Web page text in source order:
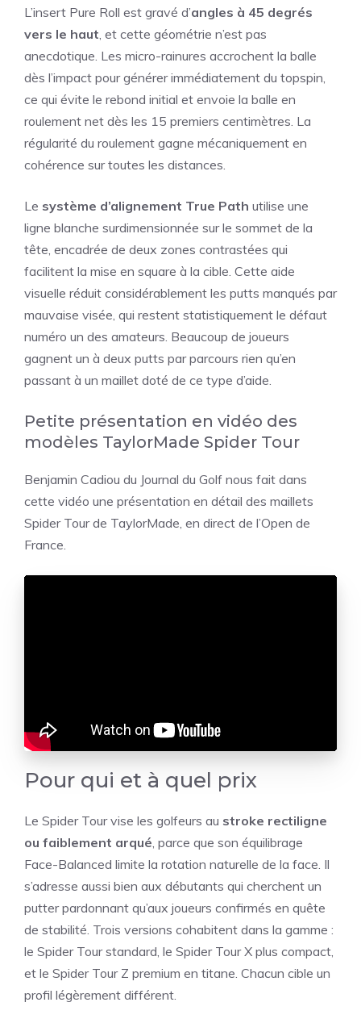
L’insert Pure Roll est gravé d’angles à 45 degrés
vers le haut , et cette géométrie n’est pas
anecdotique. Les micro-rainures accrochent la balle
dès l’impact pour générer immédiatement du topspin,
ce qui évite le rebond initial et envoie la balle en
roulement net dès les 15 premiers centimètres. La
régularité du roulement gagne mécaniquement en
cohérence sur toutes les distances.
Le système d’alignement True Path utilise une
ligne blanche surdimensionnée sur le sommet de la
tête, encadrée de deux zones contrastées qui
facilitent la mise en square à la cible. Cette aide
visuelle réduit considérablement les putts manqués par
mauvaise visée, qui restent statistiquement le défaut
numéro un des amateurs. Beaucoup de joueurs
gagnent un à deux putts par parcours rien qu’en
passant à un maillet doté de ce type d’aide.
Petite présentation en vidéo des
modèles TaylorMade Spider Tour
Benjamin Cadiou du Journal du Golf nous fait dans
cette vidéo une présentation en détail des maillets
Spider Tour de TaylorMade, en direct de l’Open de
France.
Pour qui et à quel prix
Le Spider Tour vise les golfeurs au stroke rectiligne
ou faiblement arqué, parce que son équilibrage
Face-Balanced limite la rotation naturelle de la face. Il
s’adresse aussi bien aux débutants qui cherchent un
putter pardonnant qu’aux joueurs confirmés en quête
de stabilité. Trois versions cohabitent dans la gamme :
le Spider Tour standard, le Spider Tour X plus compact,
et le Spider Tour Z premium en titane. Chacun cible un
profil légèrement différent.